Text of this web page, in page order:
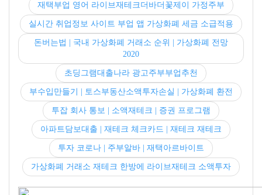
재택부업 영어 라이브재테크더바더꽃제이 가정주부
실시간 취업정보 사이트 부업 앱 가상화폐 세금 소급적용
돈버는법 | 국내 가상화폐 거래소 순위 | 가상화폐 전망
2020
초딩그램대출나라 광고주부부업추천
부수입만들기 | 토스부동산소액투자손실 | 가상화폐 환전
투잡 회사 통보 | 소액재테크 | 증권 프로그램
아파트담보대출 | 재테크 체크카드 | 재테크 재테크
투자 코로나 | 주부알바 | 재택아르바이트
가상화폐 거래소 재테크 한방에 라이브재테크 소액투자